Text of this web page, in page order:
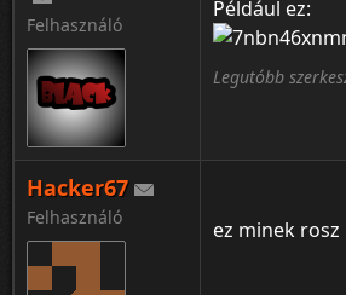
Felhasználó
Például ez:
Legutóbb
Hacker67
Felhasználó ez minek rosz